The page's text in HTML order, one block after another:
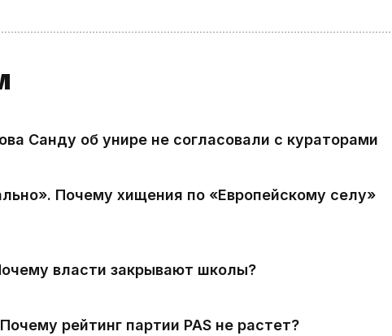
Санду об унире не согласовали с кураторами
Почему хищения по «Европейскому селу»
власти закрывают школы?
рейтинг партии PAS не растет?